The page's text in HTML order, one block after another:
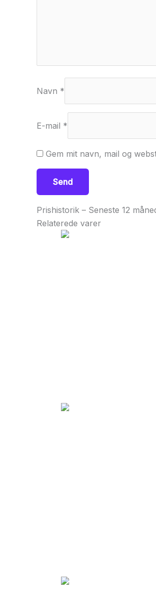
Navn *
E-mail *
Gem mit navn, mail og
Prishistorik – Seneste 12
Relaterede varer